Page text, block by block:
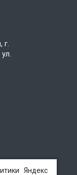
г.
Яндекс
Яндекс